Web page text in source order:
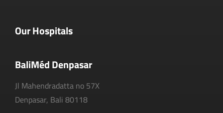
Our Hospitals
BaliMéd Denpasar
Jl Mahendradatta no 57X
Denpasar, Bali 80118